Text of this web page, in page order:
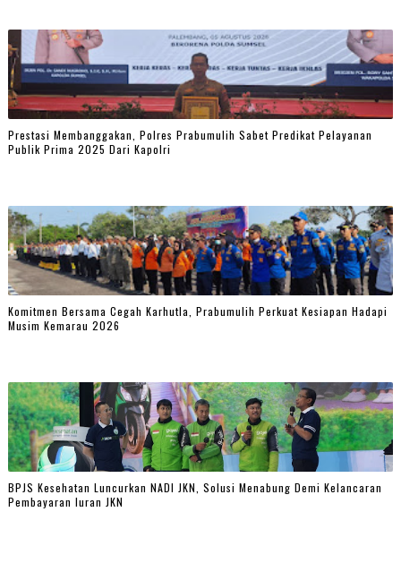
Prestasi Membanggakan, Polres Prabumulih Sabet Predikat Pelayanan
Publik Prima 2025 Dari Kapolri
Komitmen Bersama Cegah Karhutla, Prabumulih Perkuat Kesiapan Hadapi
Musim Kemarau 2026
BPJS Kesehatan Luncurkan NADI JKN, Solusi Menabung Demi Kelancaran
Pembayaran Iuran JKN